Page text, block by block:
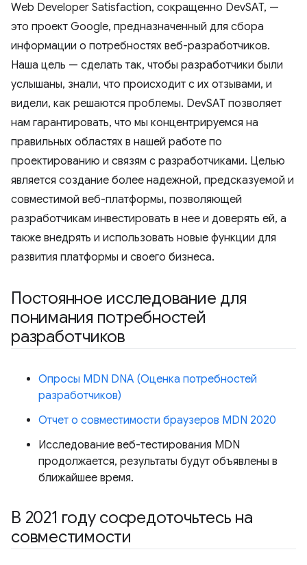
Web Developer Satisfaction, сокращенно DevSAT, —
это проект Google, предназначенный для сбора
информации о потребностях веб-разработчиков.
Наша цель — сделать так, чтобы разработчики были
услышаны, знали, что происходит с их отзывами, и
видели, как решаются проблемы. DevSAT позволяет
нам гарантировать, что мы концентрируемся на
правильных областях в нашей работе по
проектированию и связям с разработчиками. Целью
является создание более надежной, предсказуемой и
совместимой веб-платформы, позволяющей
разработчикам инвестировать в нее и доверять ей, а
также внедрять и использовать новые функции для
развития платформы и своего бизнеса.
Постоянное исследование для
понимания потребностей
разработчиков
Опросы MDN DNA (Оценка потребностей
разработчиков)
Отчет о совместимости браузеров MDN 2020
Исследование веб-тестирования MDN
продолжается, результаты будут объявлены в
ближайшее время.
В 2021 году сосредоточьтесь на
совместимости